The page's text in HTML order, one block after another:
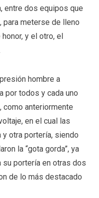
entre dos equipos que
para meterse de lleno
y el otro, el
hombre a
por todos y cada uno
como anteriormente
en el cual las
otra portería, siendo
la “gota gorda”, ya
su portería en otras dos
de lo más destacado